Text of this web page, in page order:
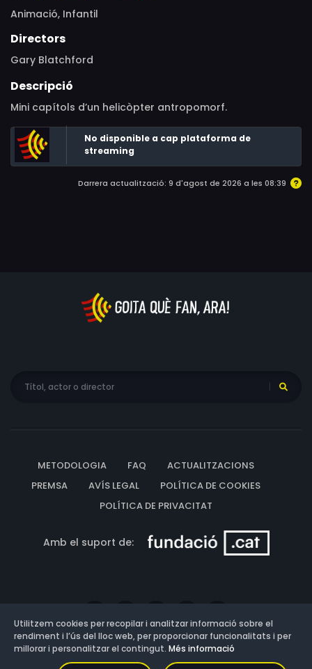
Animació, Infantil
Directors
Gary Blatchford
Descripció
Mini capítols d’un helicòpter antropomorf.
No disponible a cap plataforma de
streaming
Darrera actualització: 9 d'agost de 2026 a les 08:39
METODOLOGIA FAQ
ACTUALITZACIONS
PREMSA
AVÍS LEGAL
POLÍTICA DE COOKIES
POLÍTICA DE PRIVACITAT
Amb el suport de:
Utilitzem cookies per recopilar i analitzar informació sobre el
rendiment i l’ús del lloc web, per proporcionar funcionalitats i per
millorar i personalitzar el contingut. Més informació